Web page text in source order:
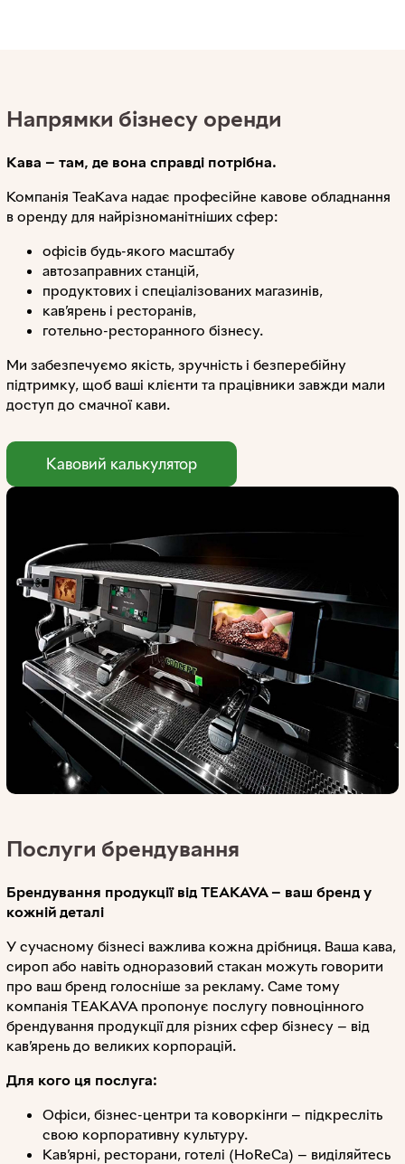
Напрямки бізнесу оренди
Кава — там, де вона справді потрібна.
Компанія TeaKava надає професійне кавове обладнання
в оренду для найрізноманітніших сфер:
офісів будь-якого масштабу
автозаправних станцій,
продуктових і спеціалізованих магазинів,
кав’ярень і ресторанів,
готельно-ресторанного бізнесу.
Ми забезпечуємо якість, зручність і безперебійну
підтримку, щоб ваші клієнти та працівники завжди мали
доступ до смачної кави.
Кавовий калькулятор
Послуги брендування
Брендування продукції від TEAKAVA — ваш бренд у
кожній деталі
У сучасному бізнесі важлива кожна дрібниця. Ваша кава,
сироп або навіть одноразовий стакан можуть говорити
про ваш бренд голосніше за рекламу. Саме тому
компанія TEAKAVA пропонує послугу повноцінного
брендування продукції для різних сфер бізнесу — від
кав’ярень до великих корпорацій.
Для кого ця послуга:
Офіси, бізнес-центри та коворкінги — підкресліть
свою корпоративну культуру.
Кав’ярні, ресторани, готелі (HoReCa) — виділяйтесь